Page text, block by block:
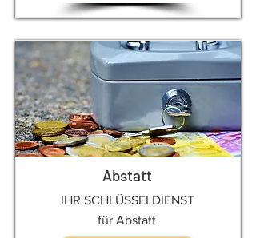
Abstatt
IHR SCHLÜSSELDIENST
für Abstatt